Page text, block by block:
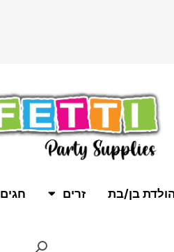
בן/בת זרים חגים